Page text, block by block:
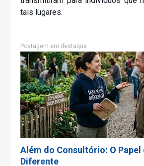
tais lugares.
Postagem em destaque
Além do Consultório: O Papel
Diferente